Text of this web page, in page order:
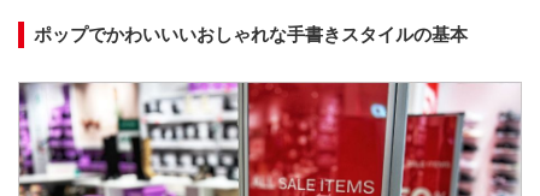
ポップでかわいいいおしゃれな手書きスタイルの基本